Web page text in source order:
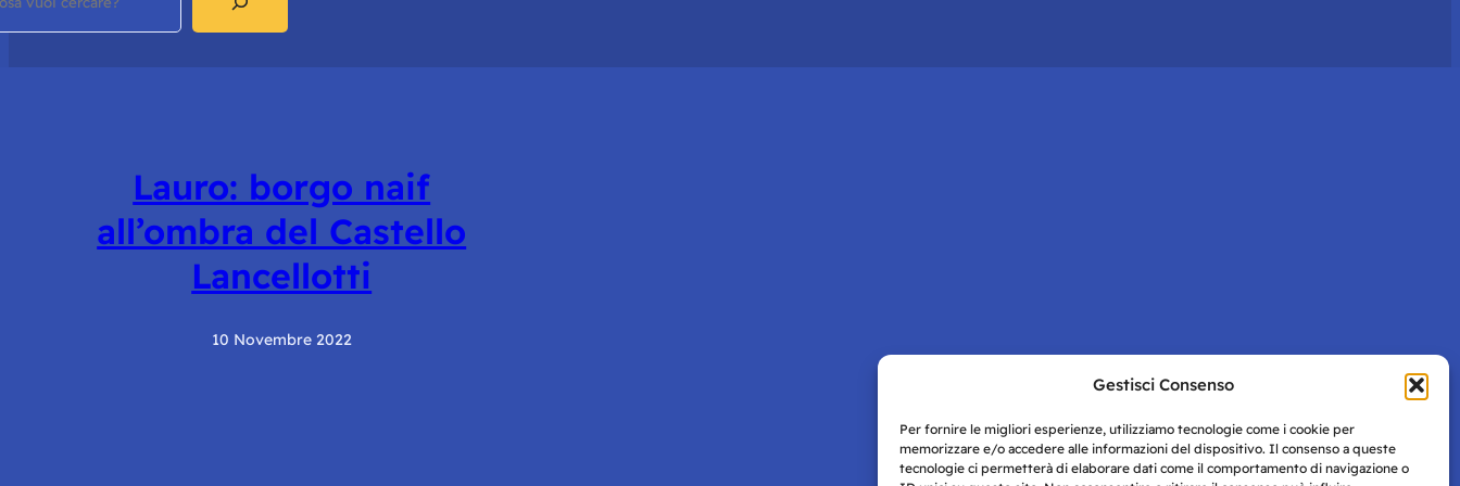
Gestisci Consenso
Per fornire le migliori esperienze, utilizziamo tecnologie come i cookie per
memorizzare e/o accedere alle informazioni del dispositivo. Il consenso a queste
tecnologie ci permetterà di elaborare dati come il comportamento di navigazione o
Lauro: borgo naif
all’ombra del Castello
Lancellotti
10 Novembre 2022